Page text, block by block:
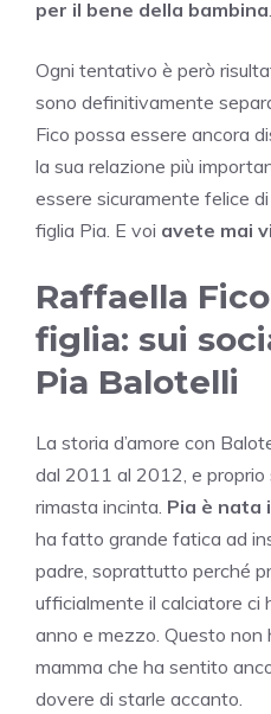
per il bene della bambina.
Ogni tentativo è però
sono definitivamente
Fico possa essere ancora
la sua relazione più
essere sicuramente felice
figlia Pia. E voi avete mai
Raffaella
figlia: sui
Pia Balotelli
La storia d’amore con
dal 2011 al 2012, e proprio
rimasta incinta. Pia è nata
ha fatto grande fatica ad
padre, soprattutto perché
ufficialmente il calciatore ci
anno e mezzo. Questo
mamma che ha sentito
dovere di starle accanto.